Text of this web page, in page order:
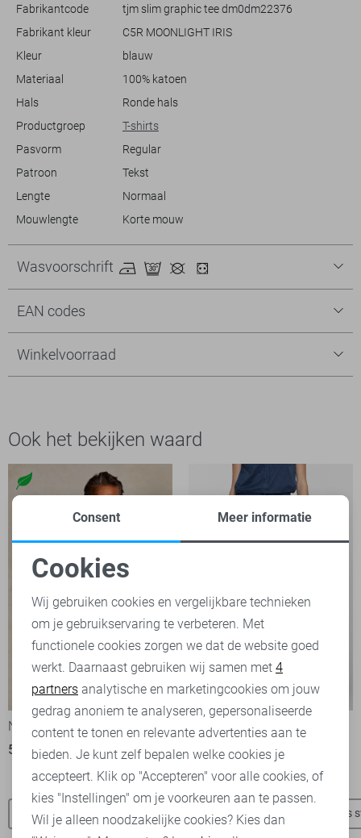
Combineer het met je favoriete jeans en sneakers voor een moeiteloze
look die zowel doordeweeks als in het weekend gedragen kan
dragen.
Fabrikantcode
tjm slim graphic tee dm0dm22376
Fabrikant kleur
C5R MOONLIGHT IRIS
Kleur
blauw
Materiaal
100% katoen
Hals
Ronde hals
Productgroep
T-shirts
Pasvorm
Regular
Patroon
Tekst
Lengte
Normaal
Mouwlengte
Korte mouw
Wasvoorschrift
EAN codes
Winkelvoorraad
Ook het bekijken waard
-50%
NZA Trui
50,00 99,99
Geisha Rok
35,00 69,99
Tommy Jeans truien Tommy Jeans t-shirts Tommy Jeans
Noodzakelijke cookies
Personalisatie cookies
Analytische cookies
Marketing cookies
Consent Meer informatie
Cookies
Wij gebruiken cookies en vergelijkbare technieken
om je gebruikservaring te verbeteren. Met
functionele cookies zorgen we dat de website goed
werkt. Daarnaast gebruiken wij samen met 4
partners analytische en marketingcookies om jouw
gedrag anoniem te analyseren, gepersonaliseerde
content te tonen en relevante advertenties aan te
bieden. Je kunt zelf bepalen welke cookies je
accepteert. Klik op "Accepteren" voor alle cookies, of
kies "Instellingen" om je voorkeuren aan te passen.
Wil je alleen noodzakelijke cookies? Kies dan